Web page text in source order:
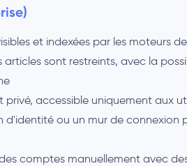
et indexées par les moteurs
sont restreints, avec la
accessible uniquement aux
d'identité ou un mur de
comptes manuellement avec